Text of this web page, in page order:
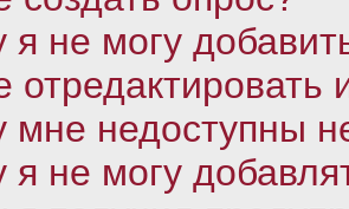
я не могу
отредактировать
мне недоступны
я не могу